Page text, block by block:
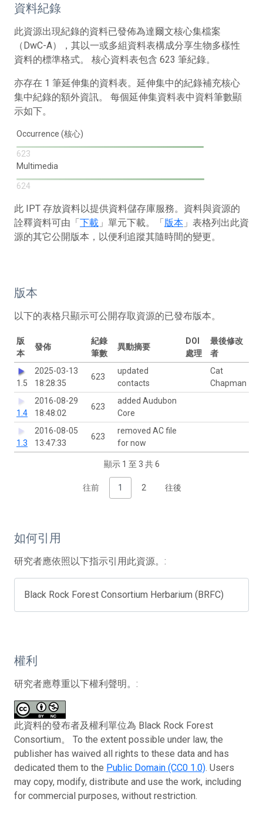
資料紀錄
此資源出現紀錄的資料已發佈為達爾文核心集檔案
（DwC-A），其以一或多組資料表構成分享生物多樣性
資料的標準格式。 核心資料表包含 623 筆紀錄。
亦存在 1 筆延伸集的資料表。延伸集中的紀錄補充核心
集中紀錄的額外資訊。 每個延伸集資料表中資料筆數顯
示如下。
Occurrence (核心)
623
Multimedia
624
此 IPT 存放資料以提供資料儲存庫服務。資料與資源的
詮釋資料可由「下載 」單元下載。「版本 」表格列出此資
源的其它公開版本，以便利追蹤其隨時間的變更。
版本
以下的表格只顯示可公開存取資源的已發布版本。
版
本
發佈
紀錄
筆數
異動摘要
DOI
處理
最後修改
者
1.5
2025-03-13
18:28:35
623
updated
contacts
Cat
Chapman
1.4
2016-08-29
18:48:02
623
added Audubon
Core
1.3
2016-08-05
13:47:33
623
removed AC file
for now
顯示 1 至 3 共 6
往前 1 2 往後
如何引用
研究者應依照以下指示引用此資源。:
Black Rock Forest Consortium Herbarium (BRFC)
權利
研究者應尊重以下權利聲明。:
此資料的發布者及權利單位為 Black Rock Forest
Consortium。 To the extent possible under law, the
publisher has waived all rights to these data and has
dedicated them to the Public Domain (CC0 1.0). Users
may copy, modify, distribute and use the work, including
for commercial purposes, without restriction.